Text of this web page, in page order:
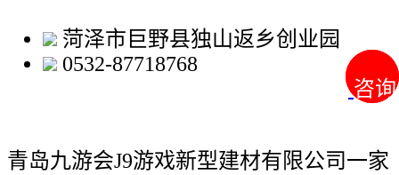
咨询
咨询
菏泽市巨野县独山返乡创业园
0532-87718768
青岛九游会J9游戏新型建材有限公司一家